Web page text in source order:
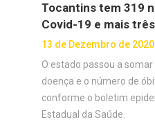
Tocantins tem 319
Covid-19 e mais
13 de Dezembro de 2020
O estado passou a
doença e o número de
conforme o boletim
Estadual da Saúde.